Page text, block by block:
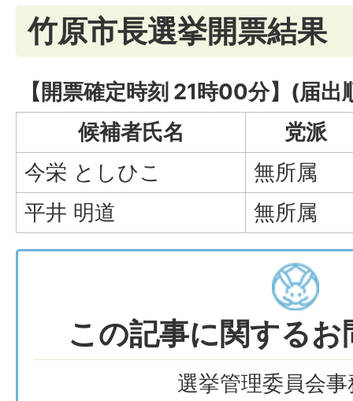
竹原市長選挙開票結果
【開票確定時刻 21時00分】(届出
候補者氏名
党派
今栄 としひこ
無所属
平井 明道
無所属
この記事に関する
選挙管理委員会